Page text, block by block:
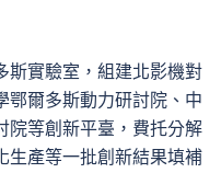
斯實驗室，組建北影機對
鄂爾多斯動力研討院、中
院等創新平臺，費托分解
生產等一批創新結果填補